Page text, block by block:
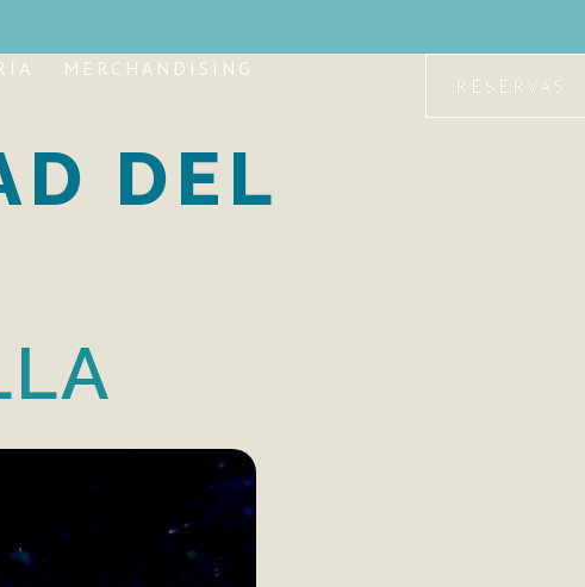
MERCHANDISING
RESERVAS
DEL